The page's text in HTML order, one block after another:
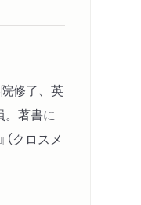
修了、英
。著書に
クロスメ